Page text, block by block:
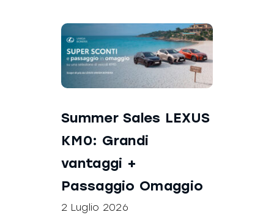
Summer Sales LEXUS
KM0: Grandi
vantaggi +
Passaggio Omaggio
2 Luglio 2026